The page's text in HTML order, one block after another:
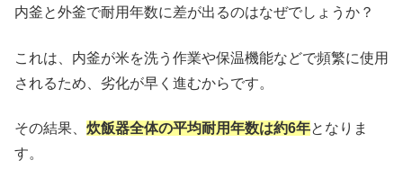
内釜と外釜で耐用年数に差が出るのはなぜでしょうか？
これは、内釜が米を洗う作業や保温機能などで頻繁に使用
されるため、劣化が早く進むからです。
その結果、 炊飯器全体の平均耐用年数は約6年となりま
す。